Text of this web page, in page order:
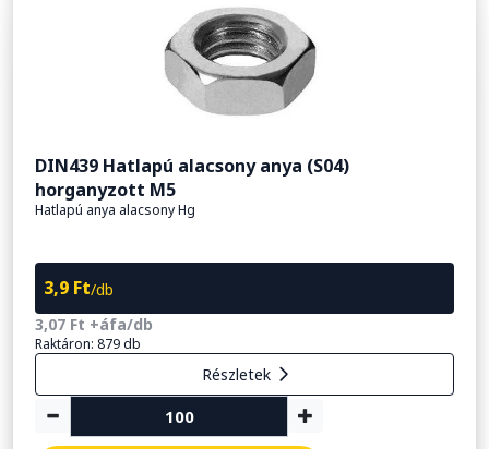
DIN439 Hatlapú alacsony anya (S04)
horganyzott M5
Hatlapú anya alacsony Hg
3,9 Ft/db
3,07 Ft +áfa/db
Raktáron: 879 db
Részletek